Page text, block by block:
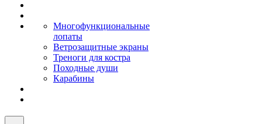
Многофункциональные
лопаты
Ветрозащитные экраны
Треноги для костра
Походные души
Карабины